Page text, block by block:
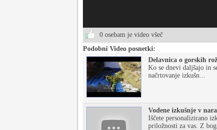
0 osebam je video všeč
Podobni Video posnetki:
Delavnica o gorskih
Ko se dnevi daljšajo in
načrtovanje izkušn...
Vodene izkušnje v
Iščete personalizirano
priložnosti za vas. Z